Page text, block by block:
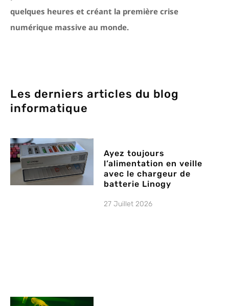
quelques heures et créant la première crise
numérique massive au monde.
Les derniers articles du blog
informatique
Ayez toujours
l’alimentation en veille
avec le chargeur de
batterie Linogy
27 Juillet 2026